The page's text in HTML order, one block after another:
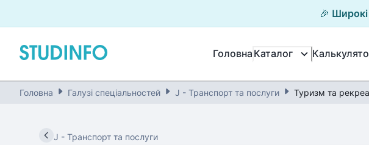
🎉
Головна Каталог
Головна Галузі спеціальностей J - Транспорт та послуги Туризм та
J - Транспорт та послуги